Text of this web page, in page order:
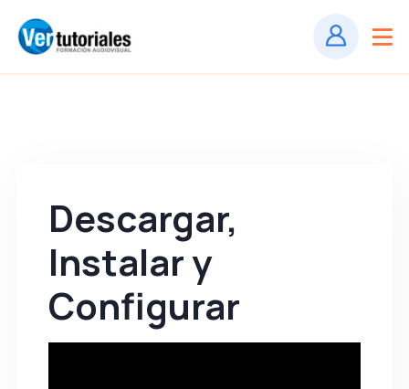
Descargar,
Instalar y
Configurar